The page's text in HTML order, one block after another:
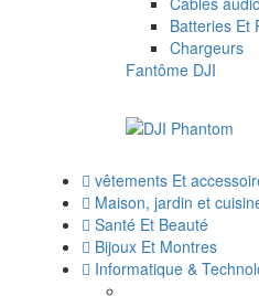
Batteries Et
Chargeurs
Fantôme DJI
vêtements Et
Maison, jardin et
Santé Et Beauté
Bijoux Et Montres
Informatique &